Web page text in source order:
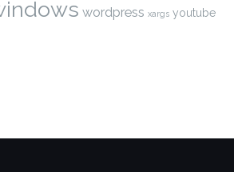
wordpress xargs youtube